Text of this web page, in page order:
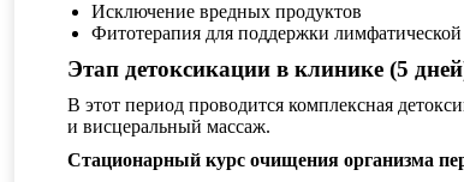
Исключение вредных продуктов
Фитотерапия для поддержки
Этап детоксикации в клинике (5
В этот период проводится комплексная
и висцеральный массаж.
Стационарный курс очищения организма